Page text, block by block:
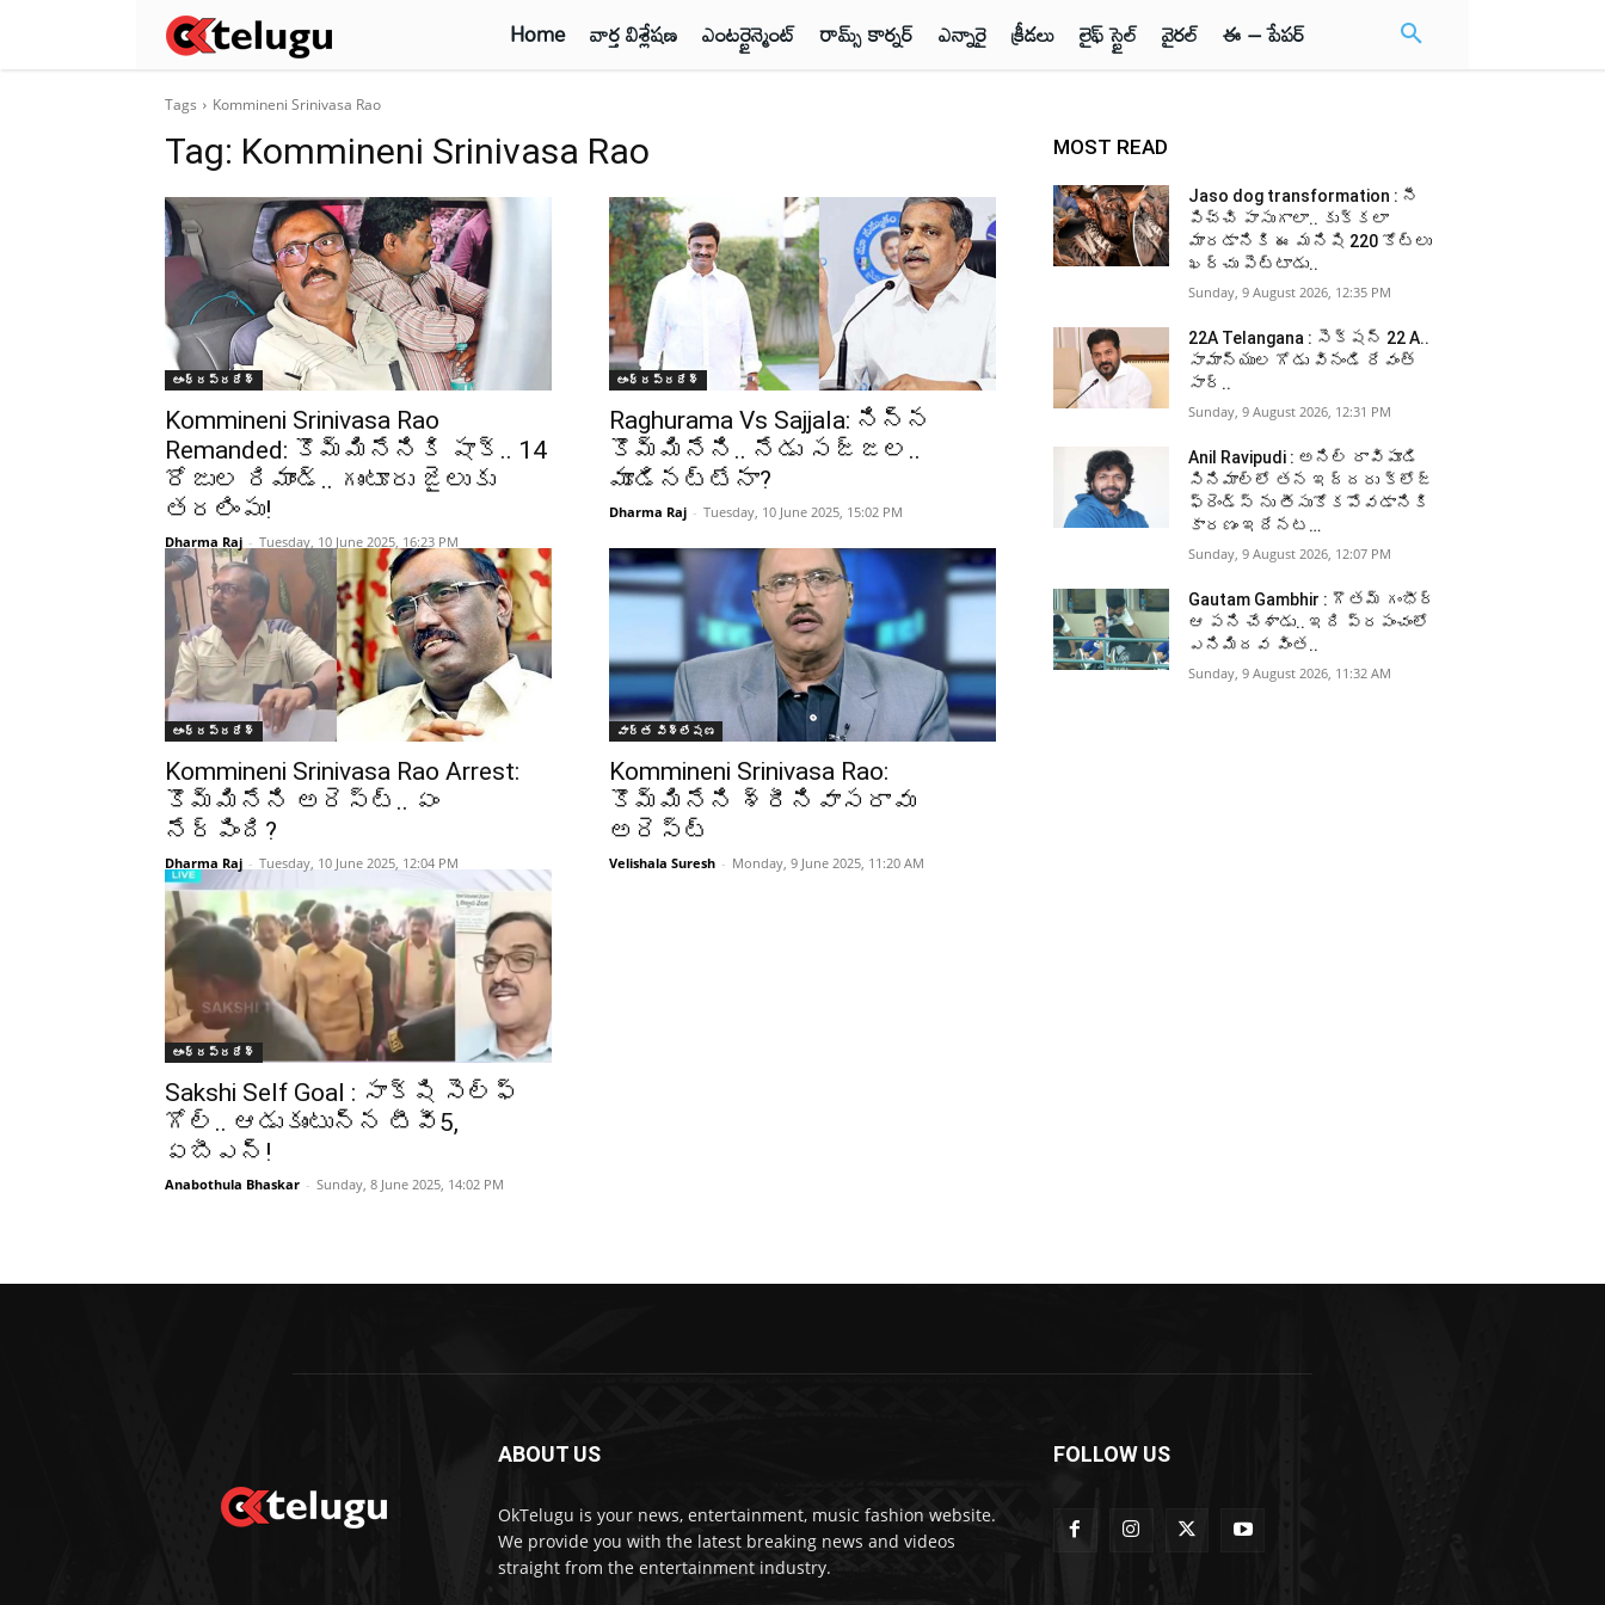
Home వార్త విశ్లేషణ ఎంటర్టైన్మెంట్ రామ్స్ కార్నర్ ఎన్నారై క్రీడలు లైఫ్ స్టైల్ వైరల్ ఈ – పేపర్
Tags Kommineni Srinivasa Rao
Tag: Kommineni Srinivasa Rao
ఆంధ్రప్రదేశ్‌
Kommineni Srinivasa Rao
Remanded: కొమ్మినేనికి షాక్.. 14
రోజుల రిమాండ్.. గుంటూరు జైలుకు
తరలింపు!
Dharma Raj - Tuesday, 10 June 2025, 16:23 PM
ఆంధ్రప్రదేశ్‌
Raghurama Vs Sajjala: నిన్న
కొమ్మినేని.. నేడు సజ్జల..
మూడినట్టేనా?
Dharma Raj - Tuesday, 10 June 2025, 15:02 PM
ఆంధ్రప్రదేశ్‌
Kommineni Srinivasa Rao Arrest:
కొమ్మినేని అరెస్ట్.. ఏం
నేర్పింది?
Dharma Raj - Tuesday, 10 June 2025, 12:04 PM
వార్త విశ్లేషణ
Kommineni Srinivasa Rao:
కొమ్మినేని శ్రీనివాసరావు
అరెస్ట్
Velishala Suresh - Monday, 9 June 2025, 11:20 AM
ఆంధ్రప్రదేశ్‌
Sakshi Self Goal : సాక్షి సెల్ఫ్
గోల్.. ఆడుకుంటున్న టీవీ5,
ఏబీఎన్!
Anabothula Bhaskar - Sunday, 8 June 2025, 14:02 PM
MOST READ
Jaso dog transformation : నీ
పిచ్చి పాసుగాలా.. కుక్కలా
మారడానికి ఈ మనిషి 220 కోట్లు
ఖర్చు పెట్టాడు..
Sunday, 9 August 2026, 12:35 PM
22A Telangana : సెక్షన్ 22 A..
సామాన్యుల గోడు వినండి రేవంత్
సార్..
Sunday, 9 August 2026, 12:31 PM
Anil Ravipudi : అనిల్ రావిపూడి
సినిమాల్లో తన ఇద్దరు క్లోజ్
ఫ్రెండ్స్ ను తీసుకోకపోవడానికి
కారణం ఇదేనట…
Sunday, 9 August 2026, 12:07 PM
Gautam Gambhir : గౌతమ్ గంభీర్
ఆ పని చేశాడు.. ఇది ప్రపంచంలో
ఎనిమిదవ వింత..
Sunday, 9 August 2026, 11:32 AM
ABOUT US
OkTelugu is your news, entertainment, music fashion website.
We provide you with the latest breaking news and videos
straight from the entertainment industry.
FOLLOW US